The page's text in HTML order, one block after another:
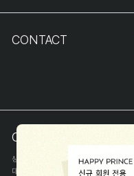
CONTACT
COMPANY INFO
상호
(주)해피프린스
대표
이화진